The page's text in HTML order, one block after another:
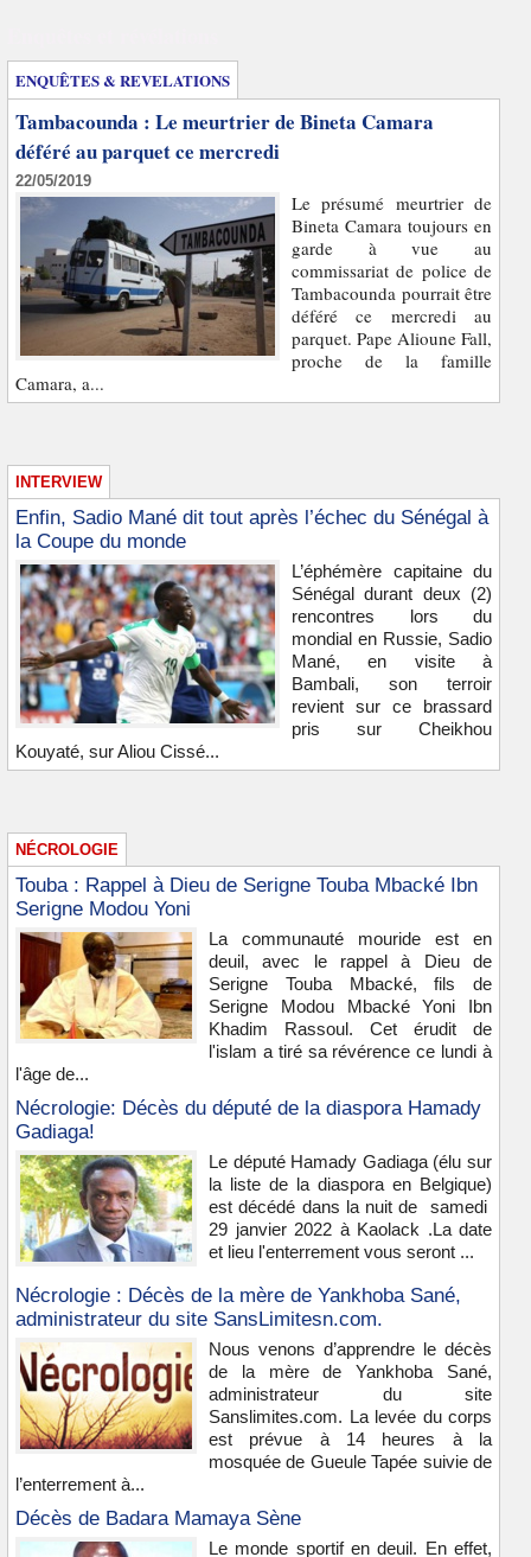
ENQUÊTES & REVELATIONS
Tambacounda : Le meurtrier de Bineta Camara
déféré au parquet ce mercredi
22/05/2019
Le présumé meurtrier de
Bineta Camara toujours en
garde à vue au
commissariat de police de
Tambacounda pourrait être
déféré ce mercredi au
parquet. Pape Alioune Fall,
proche de la famille
Camara, a...
INTERVIEW
Enfin, Sadio Mané dit tout après l’échec du Sénégal à
la Coupe du monde
L’éphémère capitaine du
Sénégal durant deux (2)
rencontres lors du
mondial en Russie, Sadio
Mané, en visite à
Bambali, son terroir
revient sur ce brassard
pris sur Cheikhou
Kouyaté, sur Aliou Cissé...
NÉCROLOGIE
Touba : Rappel à Dieu de Serigne Touba Mbacké Ibn
Serigne Modou Yoni
La communauté mouride est en
deuil, avec le rappel à Dieu de
Serigne Touba Mbacké, fils de
Serigne Modou Mbacké Yoni Ibn
Khadim Rassoul. Cet érudit de
l'islam a tiré sa révérence ce lundi à
l'âge de...
Nécrologie: Décès du député de la diaspora Hamady
Gadiaga!
Le député Hamady Gadiaga (élu sur
la liste de la diaspora en Belgique)
est décédé dans la nuit de samedi
29 janvier 2022 à Kaolack .La date
et lieu l'enterrement vous seront ...
Nécrologie : Décès de la mère de Yankhoba Sané,
administrateur du site SansLimitesn.com.
Nous venons d’apprendre le décès
de la mère de Yankhoba Sané,
administrateur du site
Sanslimites.com. La levée du corps
est prévue à 14 heures à la
mosquée de Gueule Tapée suivie de
l’enterrement à...
Décès de Badara Mamaya Sène
Le monde sportif en deuil. En effet,